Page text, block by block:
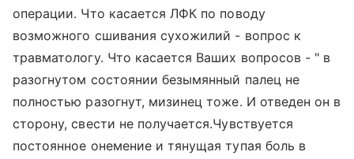
операции. Что касается ЛФК по поводу
возможного сшивания сухожилий - вопрос к
травматологу. Что касается Ваших вопросов - " в
разогнутом состоянии безымянный палец не
полностью разогнут, мизинец тоже. И отведен он в
сторону, свести не получается.Чувствуется
постоянное онемение и тянущая тупая боль в